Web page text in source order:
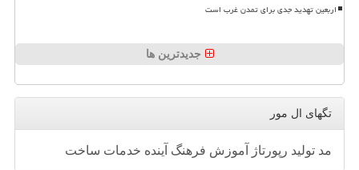
اربعین تهدید جدی برای تمدن غرب است
جدیدترین ها
تگهای ال مور
مد تولید رپورتاژ آموزش فرهنگ آینده خدمات ساخت